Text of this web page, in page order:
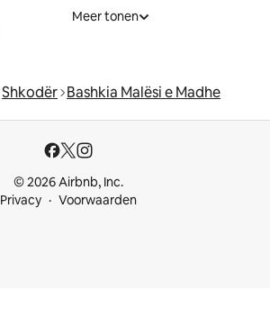
Meer tonen
Shkodër Bashkia Malësi e Madhe
© 2026 Airbnb, Inc.
Privacy
Voorwaarden